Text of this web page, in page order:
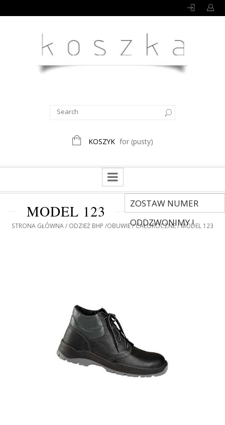
KOSZYK for (pusty)
ZOSTAW NUMER
ODDZWONIMY !
MODEL 123
STRONA GŁÓWNA ODZIEŻ BHP OBUWIE CAŁOROCZNE MODEL 123